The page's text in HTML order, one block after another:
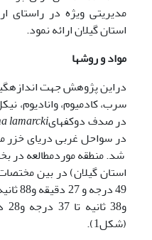
مدیریتی ویژه در راستای
استان گیلان ارائه نمود.
مواد و روشها
دراین پژوهش جهت
سرب، کادمیوم، وانادیوم،
در صدف دوکفه­ایlamarcki
شد. منطقه موردمطالعه در
(شکل1).